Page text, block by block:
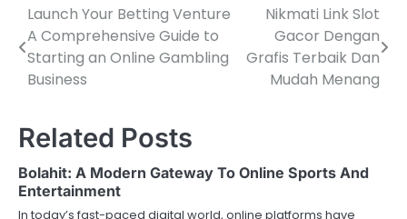
Post
navigation
Launch Your Betting Venture
A Comprehensive Guide to
Starting an Online Gambling
Business
Nikmati Link Slot
Gacor Dengan
Grafis Terbaik Dan
Mudah Menang
Related Posts
Bolahit: A Modern Gateway To Online Sports And
Entertainment
In today’s fast-paced digital world, online platforms have